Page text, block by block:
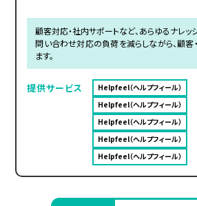
顧客対応・社内サポートなど、あらゆるナレッ
問い合わせ対応の負荷を減らしながら、顧
ます。
提供サービス
Helpfeel（ヘルプフィール）
Helpfeel（ヘルプフィール）
Helpfeel（ヘルプフィール）
Helpfeel（ヘルプフィール）
Helpfeel（ヘルプフィール）